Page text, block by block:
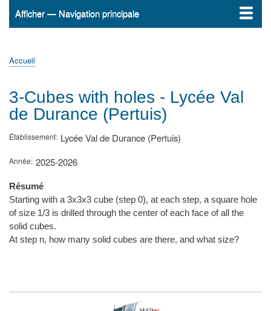
Navigation
Afficher — Navigation principale
Accueil
ActualitésMATh.en.JEANS ?
Régions et Ateliers
Créer, gérer un atelier
Sujets/Publications
Congrès
d'Ariane
Accueil
3-Cubes with holes - Lycée Val
de Durance (Pertuis)
Établissement Lycée Val de Durance (Pertuis)
Année 2025-2026
Résumé
Starting with a 3x3x3 cube (step 0), at each step, a square hole
of size 1/3 is drilled through the center of each face of all the
solid cubes.
At step n, how many solid cubes are there, and what size?